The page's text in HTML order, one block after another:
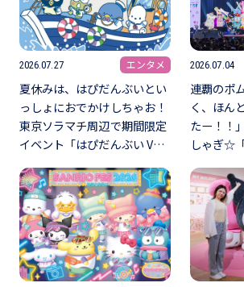
2026.07.27 エンタメ
夏休みは、はぴだんぶいとい
っしょにおでかけしちゃお！
東京ソラマチ周辺で期間限定
イベント「はぴだんぶい V…
2026.07.04
連覇のポ
く、ほん
たー！！
しゃぎ☆